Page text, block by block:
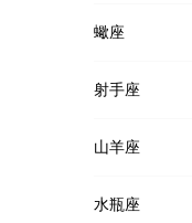
蠍座
射手座
山羊座
水瓶座